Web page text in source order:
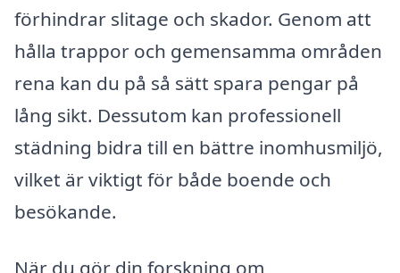
förhindrar slitage och skador. Genom att
hålla trappor och gemensamma områden
rena kan du på så sätt spara pengar på
lång sikt. Dessutom kan professionell
städning bidra till en bättre inomhusmiljö,
vilket är viktigt för både boende och
besökande.
När du gör din forskning om